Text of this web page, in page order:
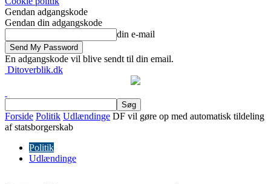
Gendan adgangskode
Gendan din adgangskode
din e-mail
En adgangskode vil blive sendt til din email.
Ditoverblik.dk
Forside Politik Udlændinge DF vil gøre op med automatisk tildeling
af statsborgerskab
Politik
Udlændinge